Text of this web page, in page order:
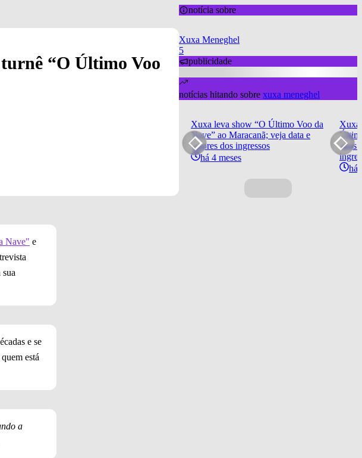
“O Último Voo
Nave" e
e se
está
a
notícia sobre
Xuxa Meneghel
5
publicidade
notícias hitando sobre xuxa meneghel
Xuxa leva show “O Último Voo da
Nave” ao Maracanã; veja data e
valores dos ingressos
há 4 meses
Xuxa
após
há